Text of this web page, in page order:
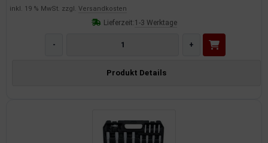
inkl. 19 % MwSt. zzgl. Versandkosten
Lieferzeit:1-3 Werktage
- +
Produkt Details